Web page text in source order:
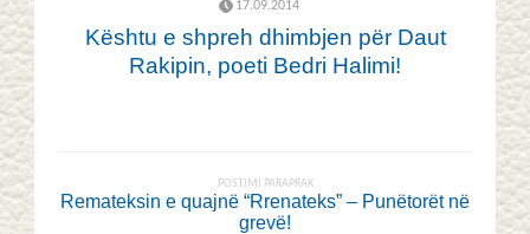
17.09.2014
Kështu e shpreh dhimbjen për Daut
Rakipin, poeti Bedri Halimi!
POSTIMI PARAPRAK
Remateksin e quajnë “Rrenateks” – Punëtorët në
grevë!